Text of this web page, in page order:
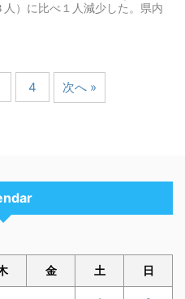
）に比べ１人減少した。県内
4 次へ »
金 土 日